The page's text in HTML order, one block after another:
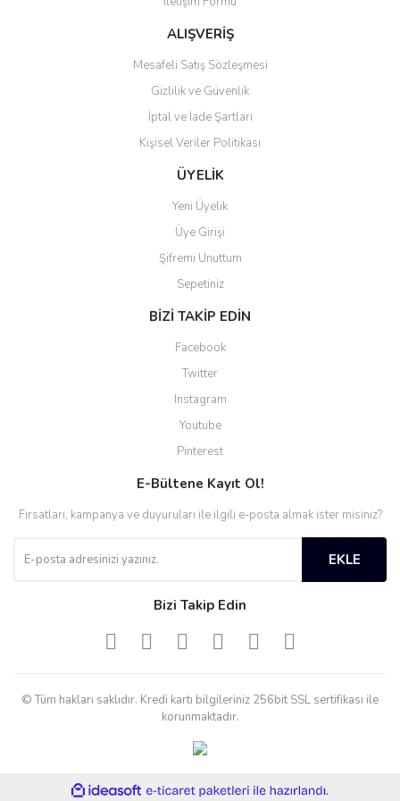
Ürün bilgilerinde hatalar bulunuyor.
Ürün fiyatı diğer sitelerden daha pahalı.
Gönder
ALIŞVERİŞ
Mesafeli Satış Sözleşmesi
Gizlilik ve Güvenlik
İptal ve İade Şartları
Kişisel Veriler Politikası
ÜYELİK
Yeni Üyelik
Üye Girişi
Şifremi Unuttum
Sepetiniz
BİZİ TAKİP EDİN
Facebook
Twitter
Instagram
Youtube
Pinterest
E-Bültene Kayıt Ol!
Fırsatları, kampanya ve duyuruları ile ilgili e-posta almak ister misiniz?
EKLE
Bizi Takip Edin
© Tüm hakları saklıdır. Kredi kartı bilgileriniz 256bit SSL sertifikası ile
korunmaktadır.
ideasoft
e-